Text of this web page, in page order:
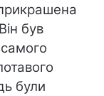
був
були